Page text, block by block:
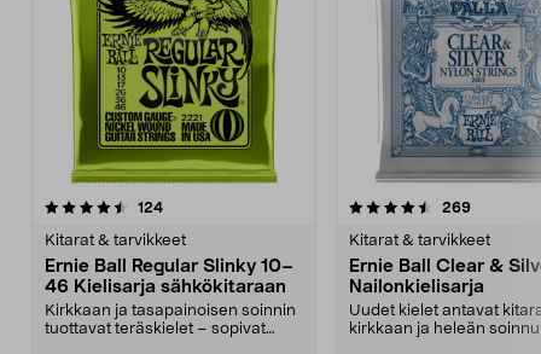
124arvostelut
Kitarat & tarvikkeet
Ernie Ball Regular Slinky 10–
46 Kielisarja sähkökitaraan
Kirkkaan ja tasapainoisen soinnin
tuottavat teräskielet – sopivat
4.5 viidestä
269arvostelut
Kitarat & tarvikkeet
Ernie Ball Clear &
Nailonkielisarja
Uudet kielet antavat
kirkkaan ja heleän
4.5 viidestä